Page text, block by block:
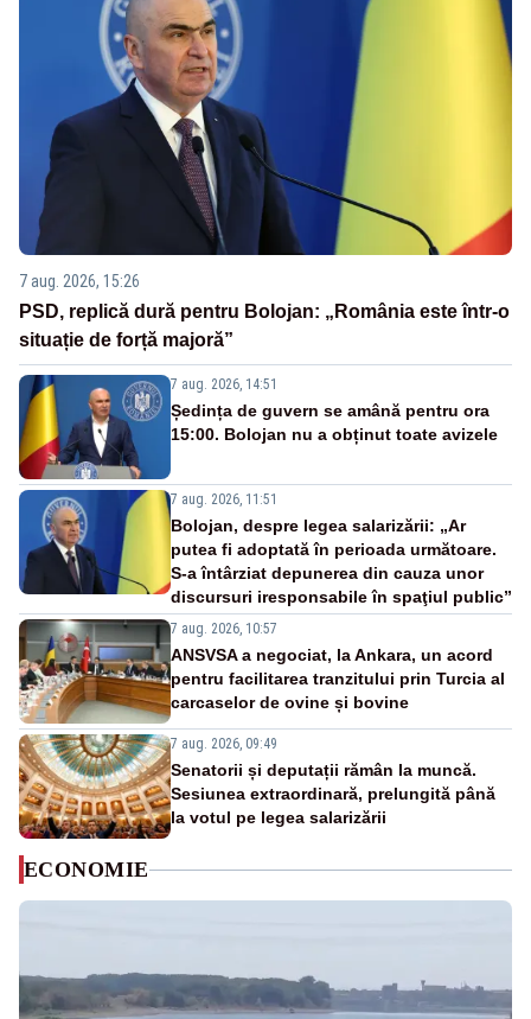
7 aug. 2026, 15:26
PSD, replică dură pentru Bolojan: „România este într-o
situație de forță majoră”
7 aug. 2026, 14:51
Ședința de guvern se amână pentru ora
15:00. Bolojan nu a obținut toate avizele
7 aug. 2026, 11:51
Bolojan, despre legea salarizării: „Ar
putea fi adoptată în perioada următoare.
S-a întârziat depunerea din cauza unor
discursuri iresponsabile în spaţiul public”
7 aug. 2026, 10:57
ANSVSA a negociat, la Ankara, un acord
pentru facilitarea tranzitului prin Turcia al
carcaselor de ovine și bovine
7 aug. 2026, 09:49
Senatorii și deputații rămân la muncă.
Sesiunea extraordinară, prelungită până
la votul pe legea salarizării
ECONOMIE